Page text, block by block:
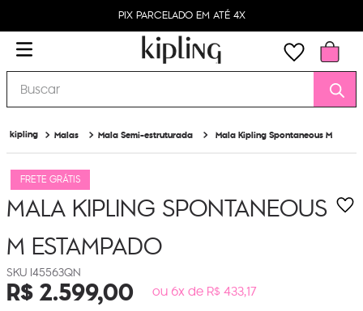
PIX PARCELADO EM ATÉ 4X
Buscar
Malas Mala Semi-estruturada Mala Kipling Spontaneous M
FRETE GRÁTIS
MALA KIPLING SPONTANEOUS
M ESTAMPADO
I45563QN
R$2.599,00 ou 6x de R$ 433,17